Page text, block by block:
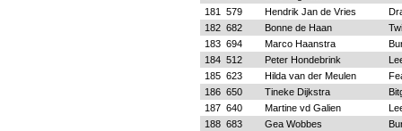
181
579 Hendrik Jan de Vries
182 682 Bonne de Haan
183 694 Marco Haanstra
184 512 Peter Hondebrink
185 623 Hilda van der Meulen
186 650 Tineke Dijkstra
187 640 Martine vd Galien
188 683 Gea Wobbes